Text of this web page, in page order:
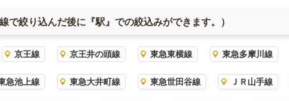
線で絞り込んだ後に『駅』での絞込みができます。）
京王線 京王井の頭線 東急東横線 東急多摩川線
急池上線 東急大井町線 東急世田谷線 ＪＲ山手線